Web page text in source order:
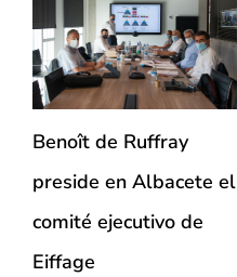
Benoît de Ruffray
preside en Albacete el
comité ejecutivo de
Eiffage